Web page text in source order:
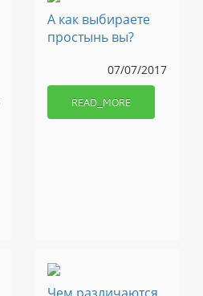
А как выбираете
простынь вы?
07/07/2017
READ_MORE